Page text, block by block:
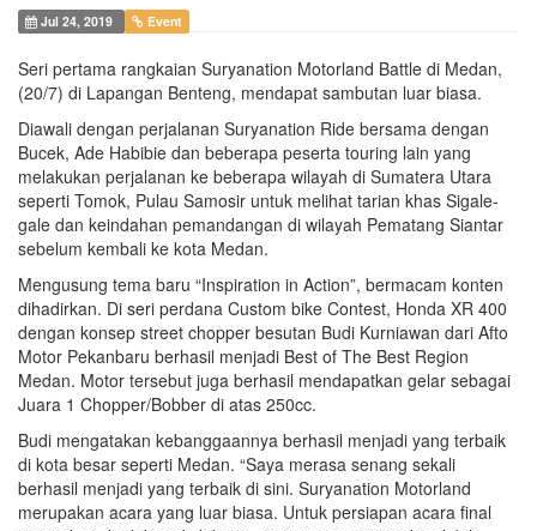
Jul 24, 2019 Event
Seri pertama rangkaian Suryanation Motorland Battle di Medan,
(20/7) di Lapangan Benteng, mendapat sambutan luar biasa.
Diawali dengan perjalanan Suryanation Ride bersama dengan
Bucek, Ade Habibie dan beberapa peserta touring lain yang
melakukan perjalanan ke beberapa wilayah di Sumatera Utara
seperti Tomok, Pulau Samosir untuk melihat tarian khas Sigale-
gale dan keindahan pemandangan di wilayah Pematang Siantar
sebelum kembali ke kota Medan.
Mengusung tema baru “Inspiration in Action”, bermacam konten
dihadirkan. Di seri perdana Custom bike Contest, Honda XR 400
dengan konsep street chopper besutan Budi Kurniawan dari Afto
Motor Pekanbaru berhasil menjadi Best of The Best Region
Medan. Motor tersebut juga berhasil mendapatkan gelar sebagai
Juara 1 Chopper/Bobber di atas 250cc.
Budi mengatakan kebanggaannya berhasil menjadi yang terbaik
di kota besar seperti Medan. “Saya merasa senang sekali
berhasil menjadi yang terbaik di sini. Suryanation Motorland
merupakan acara yang luar biasa. Untuk persiapan acara final